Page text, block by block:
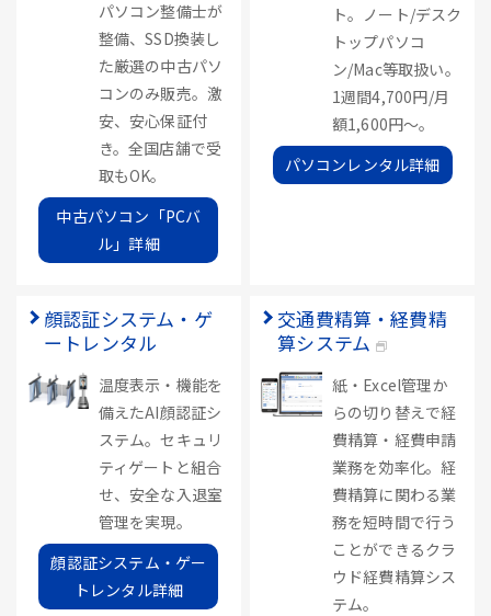
パソコン整備士が
整備、SSD換装し
た厳選の中古パソ
コンのみ販売。激
安、安心保証付
き。全国店舗で受
取もOK。
中古パソコン「PCバ
ル」詳細
ト。ノート/デスク
トップパソコ
ン/Mac等取扱い。
1週間4,700円/月
額1,600円～。
パソコンレンタル詳細
顔認証システム・ゲ
ートレンタル
温度表示・機能を
備えたAI顔認証シ
ステム。セキュリ
ティゲートと組合
せ、安全な入退室
管理を実現。
顔認証システム・ゲー
トレンタル詳細
交通費精算・経費精
算システム
紙・Excel管理か
らの切り替えで経
費精算・経費申請
業務を効率化。経
費精算に関わる業
務を短時間で行う
ことができるクラ
ウド経費精算シス
テム。